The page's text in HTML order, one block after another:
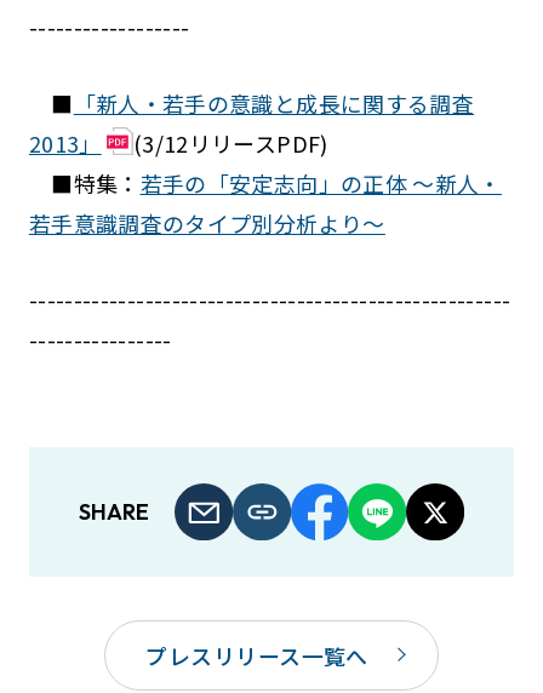
------------------
■ 「新人・若手の意識と成長に関する調査
2013」
(3/12リリースPDF)
■特集： 若手の「安定志向」の正体 ～新人・
若手意識調査のタイプ別分析より～
------------------------------------------------------
----------------
SHARE
プレスリリース一覧へ